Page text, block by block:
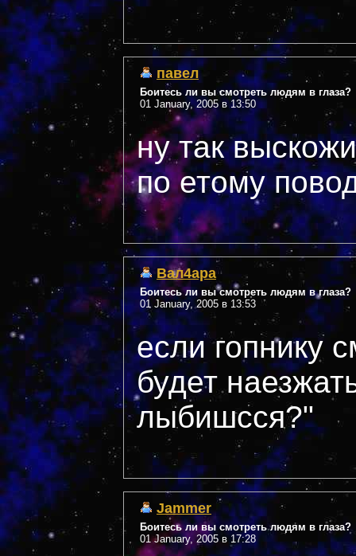
павел
Боитесь ли вы смотреть людям в глаза?
01 January, 2005 в 13:50
ну так
по етому
Вал4ара
Боитесь ли вы смотреть людям в глаза?
01 January, 2005 в 13:53
если гопнику
будет
лыбишсся?"
Jammer
Боитесь ли вы смотреть людям в глаза?
01 January, 2005 в 17:28